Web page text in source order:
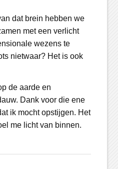
dat brein hebben we
met een verlicht
wezens te
nietwaar? Het is ook
de aarde en
Dank voor die ene
ik mocht opstijgen. Het
me licht van binnen.